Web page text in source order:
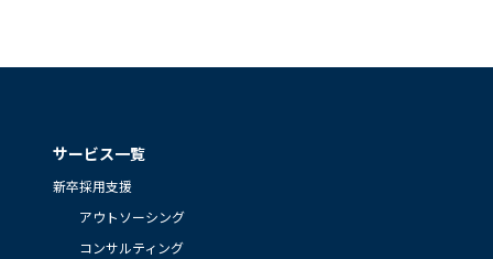
サービス一覧
新卒採用支援
アウトソーシング
コンサルティング